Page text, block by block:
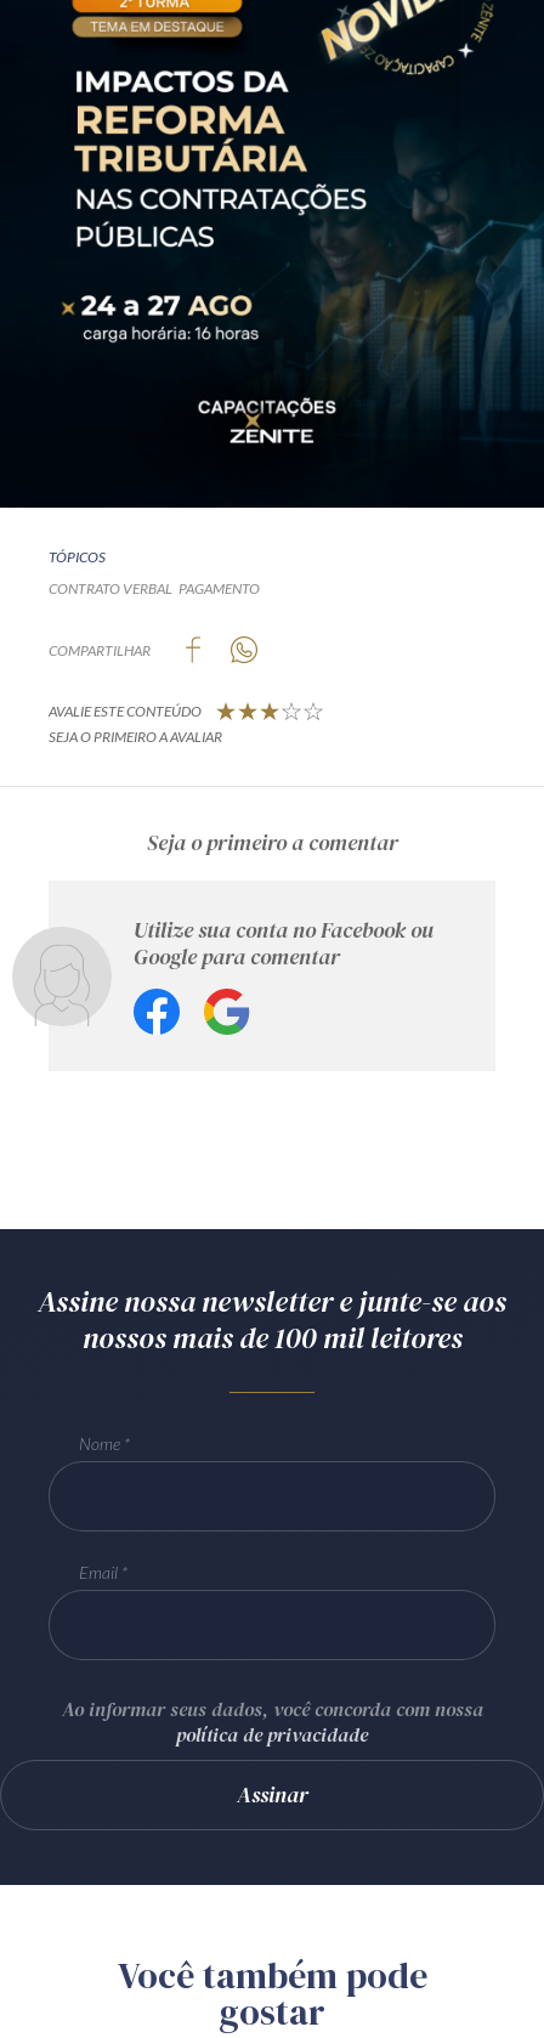
TÓPICOS
CONTRATO VERBAL PAGAMENTO
COMPARTILHAR
AVALIE ESTE CONTEÚDO
SEJA O PRIMEIRO A AVALIAR
Seja o primeiro a comentar
Utilize sua conta no Facebook ou
Google para comentar
Assine nossa newsletter e junte-se aos
nossos mais de 100 mil leitores
Nome
Email
Ao informar seus dados, você concorda com nossa
política de privacidade
Você também pode
gostar